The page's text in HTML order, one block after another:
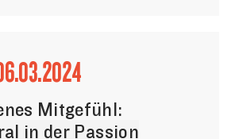
Mitgefühl:
in der Passion